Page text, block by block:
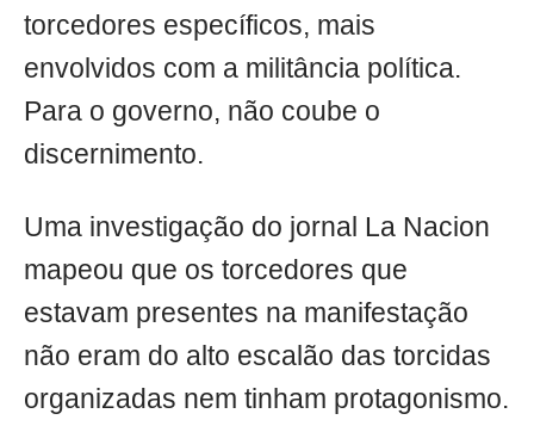
torcedores específicos, mais
envolvidos com a militância política.
Para o governo, não coube o
discernimento.
Uma investigação do jornal La Nacion
mapeou que os torcedores que
estavam presentes na manifestação
não eram do alto escalão das torcidas
organizadas nem tinham protagonismo.